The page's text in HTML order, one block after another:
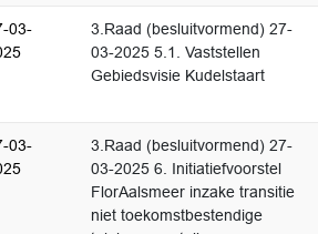
03-
3.Raad (besluitvormend) 27-
03-2025 5.1. Vaststellen
Gebiedsvisie Kudelstaart
03-
3.Raad (besluitvormend) 27-
03-2025 6. Initiatiefvoorstel
FlorAalsmeer inzake transitie
niet toekomstbestendige